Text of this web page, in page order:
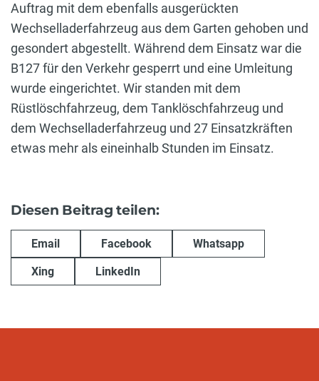
Auftrag mit dem ebenfalls ausgerückten
Wechselladerfahrzeug aus dem Garten gehoben und
gesondert abgestellt. Während dem Einsatz war die
B127 für den Verkehr gesperrt und eine Umleitung
wurde eingerichtet. Wir standen mit dem
Rüstlöschfahrzeug, dem Tanklöschfahrzeug und
dem Wechselladerfahrzeug und 27 Einsatzkräften
etwas mehr als eineinhalb Stunden im Einsatz.
Diesen Beitrag teilen:
Email Facebook Whatsapp
Xing LinkedIn